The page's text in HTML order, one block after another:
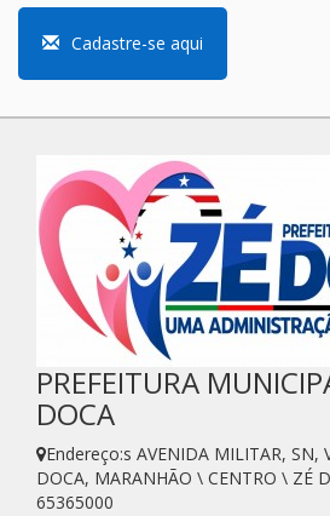
Cadastre-se aqui
PREFEITURA
DOCA
Endereço:s AVENIDA MILITAR, SN,
DOCA, MARANHÃO \ CENTRO \ ZÉ
65365000